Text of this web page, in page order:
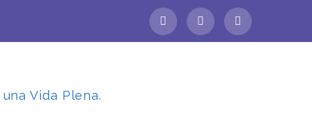
Vida Plena.